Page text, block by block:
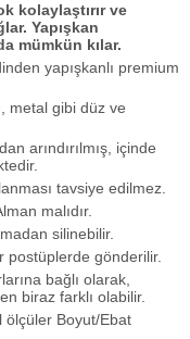
kolaylaştırır ve
Yapışkan
mümkün kılar.
yapışkanlı premium
metal gibi düz ve
arındırılmış, içinde
tavsiye edilmez.
malıdır.
silinebilir.
postüplerde gönderilir.
bağlı olarak,
biraz farklı olabilir.
ölçüler Boyut/Ebat